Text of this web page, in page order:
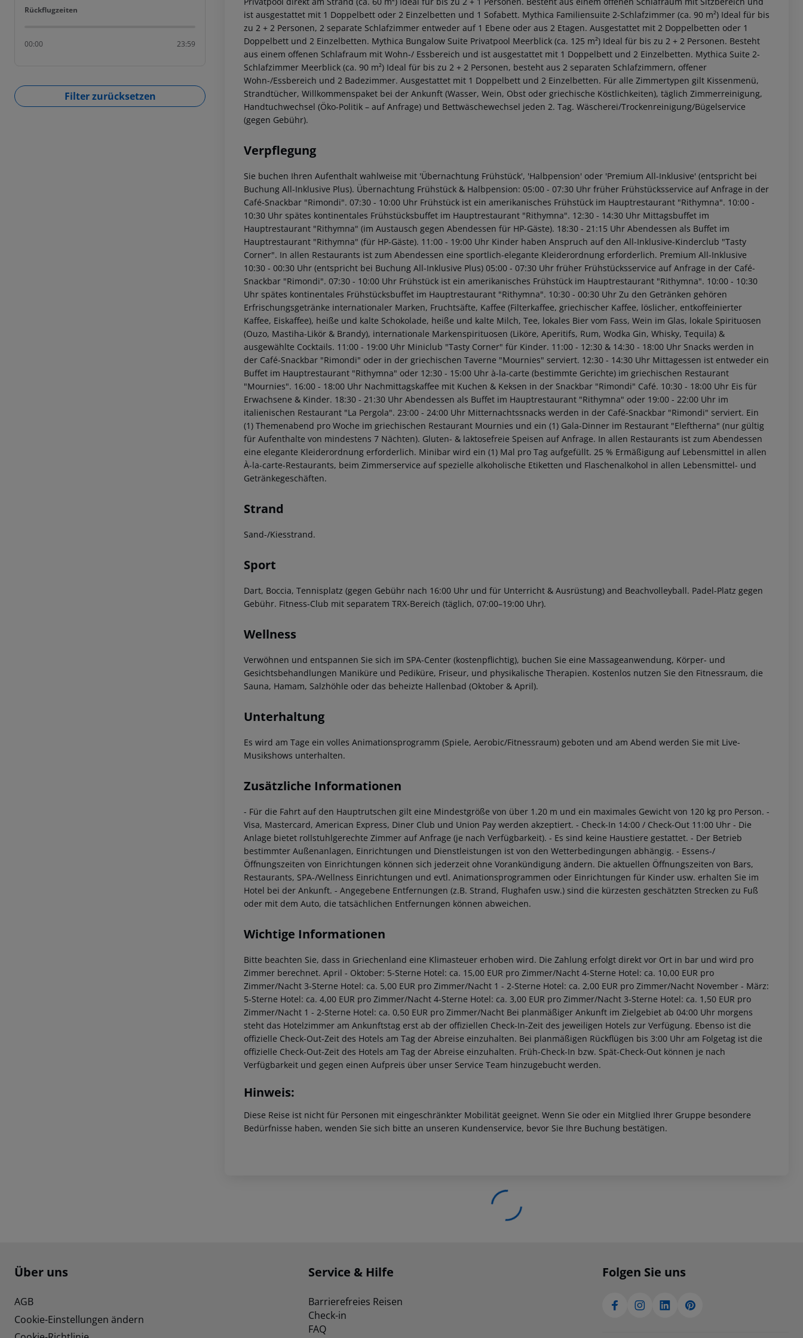
Rückflugzeiten
Rückflugzeiten
00:00 23:59
Filter zurücksetzen
ist ausgestattet mit 1 Doppelbett oder 2 Einzelbetten und 1 Sofabett. Mythica Familiensuite 2-Schlafzimmer (ca. 90 m²) Ideal für bis
zu 2 + 2 Personen, 2 separate Schlafzimmer entweder auf 1 Ebene oder aus 2 Etagen. Ausgestattet mit 2 Doppelbetten oder 1
Doppelbett und 2 Einzelbetten. Mythica Bungalow Suite Privatpool Meerblick (ca. 125 m²) Ideal für bis zu 2 + 2 Personen. Besteht
aus einem offenen Schlafraum mit Wohn-/ Essbereich und ist ausgestattet mit 1 Doppelbett und 2 Einzelbetten. Mythica Suite 2-
Schlafzimmer Meerblick (ca. 90 m²) Ideal für bis zu 2 + 2 Personen, besteht aus 2 separaten Schlafzimmern, offener
Wohn-/Essbereich und 2 Badezimmer. Ausgestattet mit 1 Doppelbett und 2 Einzelbetten. Für alle Zimmertypen gilt Kissenmenü,
Strandtücher, Willkommenspaket bei der Ankunft (Wasser, Wein, Obst oder griechische Köstlichkeiten), täglich Zimmerreinigung,
Handtuchwechsel (Öko-Politik – auf Anfrage) und Bettwäschewechsel jeden 2. Tag. Wäscherei/Trockenreinigung/Bügelservice
(gegen Gebühr).
Verpflegung
Sie buchen Ihren Aufenthalt wahlweise mit 'Übernachtung Frühstück', 'Halbpension' oder 'Premium All-Inklusive' (entspricht bei
Buchung All-Inklusive Plus). Übernachtung Frühstück & Halbpension: 05:00 - 07:30 Uhr früher Frühstücksservice auf Anfrage in der
Café-Snackbar "Rimondi". 07:30 - 10:00 Uhr Frühstück ist ein amerikanisches Frühstück im Hauptrestaurant "Rithymna". 10:00 -
10:30 Uhr spätes kontinentales Frühstücksbuffet im Hauptrestaurant "Rithymna". 12:30 - 14:30 Uhr Mittagsbuffet im
Hauptrestaurant "Rithymna" (im Austausch gegen Abendessen für HP-Gäste). 18:30 - 21:15 Uhr Abendessen als Buffet im
Hauptrestaurant "Rithymna" (für HP-Gäste). 11:00 - 19:00 Uhr Kinder haben Anspruch auf den All-Inklusive-Kinderclub "Tasty
Corner". In allen Restaurants ist zum Abendessen eine sportlich-elegante Kleiderordnung erforderlich. Premium All-Inklusive
10:30 - 00:30 Uhr (entspricht bei Buchung All-Inklusive Plus) 05:00 - 07:30 Uhr früher Frühstücksservice auf Anfrage in der Café-
Snackbar "Rimondi". 07:30 - 10:00 Uhr Frühstück ist ein amerikanisches Frühstück im Hauptrestaurant "Rithymna". 10:00 - 10:30
Uhr spätes kontinentales Frühstücksbuffet im Hauptrestaurant "Rithymna". 10:30 - 00:30 Uhr Zu den Getränken gehören
Erfrischungsgetränke internationaler Marken, Fruchtsäfte, Kaffee (Filterkaffee, griechischer Kaffee, löslicher, entkoffeinierter
Kaffee, Eiskaffee), heiße und kalte Schokolade, heiße und kalte Milch, Tee, lokales Bier vom Fass, Wein im Glas, lokale Spirituosen
(Ouzo, Mastiha-Likör & Brandy), internationale Markenspirituosen (Liköre, Aperitifs, Rum, Wodka Gin, Whisky, Tequila) &
ausgewählte Cocktails. 11:00 - 19:00 Uhr Miniclub "Tasty Corner" für Kinder. 11:00 - 12:30 & 14:30 - 18:00 Uhr Snacks werden in
der Café-Snackbar "Rimondi" oder in der griechischen Taverne "Mournies" serviert. 12:30 - 14:30 Uhr Mittagessen ist entweder ein
Buffet im Hauptrestaurant "Rithymna" oder 12:30 - 15:00 Uhr à-la-carte (bestimmte Gerichte) im griechischen Restaurant
"Mournies". 16:00 - 18:00 Uhr Nachmittagskaffee mit Kuchen & Keksen in der Snackbar "Rimondi" Café. 10:30 - 18:00 Uhr Eis für
Erwachsene & Kinder. 18:30 - 21:30 Uhr Abendessen als Buffet im Hauptrestaurant "Rithymna" oder 19:00 - 22:00 Uhr im
italienischen Restaurant "La Pergola". 23:00 - 24:00 Uhr Mitternachtssnacks werden in der Café-Snackbar "Rimondi" serviert. Ein
(1) Themenabend pro Woche im griechischen Restaurant Mournies und ein (1) Gala-Dinner im Restaurant "Eleftherna" (nur gültig
für Aufenthalte von mindestens 7 Nächten). Gluten- & laktosefreie Speisen auf Anfrage. In allen Restaurants ist zum Abendessen
eine elegante Kleiderordnung erforderlich. Minibar wird ein (1) Mal pro Tag aufgefüllt. 25 % Ermäßigung auf Lebensmittel in allen
À-la-carte-Restaurants, beim Zimmerservice auf spezielle alkoholische Etiketten und Flaschenalkohol in allen Lebensmittel- und
Getränkegeschäften.
Strand
Sand-/Kiesstrand.
Sport
Dart, Boccia, Tennisplatz (gegen Gebühr nach 16:00 Uhr und für Unterricht & Ausrüstung) and Beachvolleyball. Padel-Platz gegen
Gebühr. Fitness-Club mit separatem TRX-Bereich (täglich, 07:00–19:00 Uhr).
Wellness
Verwöhnen und entspannen Sie sich im SPA-Center (kostenpflichtig), buchen Sie eine Massageanwendung, Körper- und
Gesichtsbehandlungen Maniküre und Pediküre, Friseur, und physikalische Therapien. Kostenlos nutzen Sie den Fitnessraum, die
Sauna, Hamam, Salzhöhle oder das beheizte Hallenbad (Oktober & April).
Unterhaltung
Es wird am Tage ein volles Animationsprogramm (Spiele, Aerobic/Fitnessraum) geboten und am Abend werden Sie mit Live-
Musikshows unterhalten.
Zusätzliche Informationen
- Für die Fahrt auf den Hauptrutschen gilt eine Mindestgröße von über 1.20 m und ein maximales Gewicht von 120 kg pro Person. -
Visa, Mastercard, American Express, Diner Club und Union Pay werden akzeptiert. - Check-In 14:00 / Check-Out 11:00 Uhr - Die
Anlage bietet rollstuhlgerechte Zimmer auf Anfrage (je nach Verfügbarkeit). - Es sind keine Haustiere gestattet. - Der Betrieb
bestimmter Außenanlagen, Einrichtungen und Dienstleistungen ist von den Wetterbedingungen abhängig. - Essens-/
Öffnungszeiten von Einrichtungen können sich jederzeit ohne Vorankündigung ändern. Die aktuellen Öffnungszeiten von Bars,
Restaurants, SPA-/Wellness Einrichtungen und evtl. Animationsprogrammen oder Einrichtungen für Kinder usw. erhalten Sie im
Hotel bei der Ankunft. - Angegebene Entfernungen (z.B. Strand, Flughafen usw.) sind die kürzesten geschätzten Strecken zu Fuß
oder mit dem Auto, die tatsächlichen Entfernungen können abweichen.
Wichtige Informationen
Bitte beachten Sie, dass in Griechenland eine Klimasteuer erhoben wird. Die Zahlung erfolgt direkt vor Ort in bar und wird pro
Zimmer berechnet. April - Oktober: 5-Sterne Hotel: ca. 15,00 EUR pro Zimmer/Nacht 4-Sterne Hotel: ca. 10,00 EUR pro
Zimmer/Nacht 3-Sterne Hotel: ca. 5,00 EUR pro Zimmer/Nacht 1 - 2-Sterne Hotel: ca. 2,00 EUR pro Zimmer/Nacht November - März:
5-Sterne Hotel: ca. 4,00 EUR pro Zimmer/Nacht 4-Sterne Hotel: ca. 3,00 EUR pro Zimmer/Nacht 3-Sterne Hotel: ca. 1,50 EUR pro
Zimmer/Nacht 1 - 2-Sterne Hotel: ca. 0,50 EUR pro Zimmer/Nacht Bei planmäßiger Ankunft im Zielgebiet ab 04:00 Uhr morgens
steht das Hotelzimmer am Ankunftstag erst ab der offiziellen Check-In-Zeit des jeweiligen Hotels zur Verfügung. Ebenso ist die
offizielle Check-Out-Zeit des Hotels am Tag der Abreise einzuhalten. Bei planmäßigen Rückflügen bis 3:00 Uhr am Folgetag ist die
offizielle Check-Out-Zeit des Hotels am Tag der Abreise einzuhalten. Früh-Check-In bzw. Spät-Check-Out können je nach
Verfügbarkeit und gegen einen Aufpreis über unser Service Team hinzugebucht werden.
Hinweis:
Diese Reise ist nicht für Personen mit eingeschränkter Mobilität geeignet. Wenn Sie oder ein Mitglied Ihrer Gruppe besondere
Bedürfnisse haben, wenden Sie sich bitte an unseren Kundenservice, bevor Sie Ihre Buchung bestätigen.
Footer navigation
Über uns
AGB
Cookie-Einstellungen ändern
Service & Hilfe
Barrierefreies Reisen
Check-in
FAQ
Folgen Sie uns